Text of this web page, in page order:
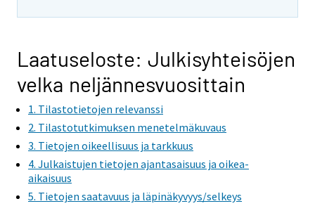
Laatuseloste: Julkisyhteisöjen
velka neljännesvuosittain
1. Tilastotietojen relevanssi
2. Tilastotutkimuksen menetelmäkuvaus
3. Tietojen oikeellisuus ja tarkkuus
4. Julkaistujen tietojen ajantasaisuus ja oikea-
aikaisuus
5. Tietojen saatavuus ja läpinäkyvyys/selkeys